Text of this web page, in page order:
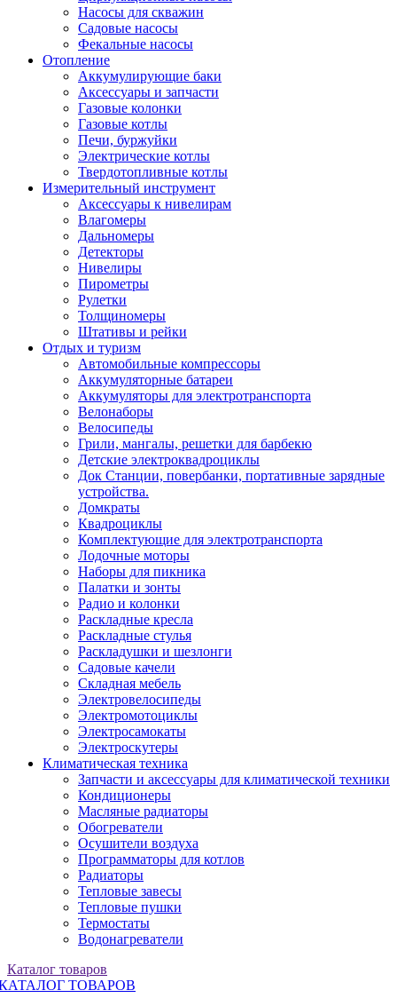
Насосы для скважин
Садовые насосы
Фекальные насосы
Отопление
Аккумулирующие баки
Аксессуары и запчасти
Газовые колонки
Газовые котлы
Печи, буржуйки
Электрические котлы
Твердотопливные котлы
Измерительный инструмент
Аксессуары к нивелирам
Влагомеры
Дальномеры
Детекторы
Нивелиры
Пирометры
Рулетки
Толщиномеры
Штативы и рейки
Отдых и туризм
Автомобильные компрессоры
Аккумуляторные батареи
Аккумуляторы для электротранспорта
Велонаборы
Велосипеды
Грили, мангалы, решетки для барбекю
Детские электроквадроциклы
Док Станции, повербанки, портативные зарядные
устройства.
Домкраты
Квадроциклы
Комплектующие для электротранспорта
Лодочные моторы
Наборы для пикника
Палатки и зонты
Радио и колонки
Раскладные кресла
Раскладные стулья
Раскладушки и шезлонги
Садовые качели
Складная мебель
Электровелосипеды
Электромотоциклы
Электросамокаты
Электроскутеры
Климатическая техника
Запчасти и аксессуары для климатической техники
Кондиционеры
Масляные радиаторы
Обогреватели
Осушители воздуха
Программаторы для котлов
Радиаторы
Тепловые завесы
Тепловые пушки
Термостаты
Водонагреватели
Каталог товаров
ТОВАРОВ